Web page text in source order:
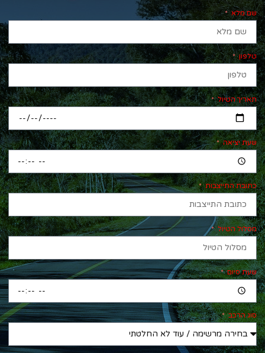
שם מלא
טלפון
תאריך הטיול
שעת יציאה
כתובת התייצבות
מסלול הטיול
שעת סיום
סוג הרכב